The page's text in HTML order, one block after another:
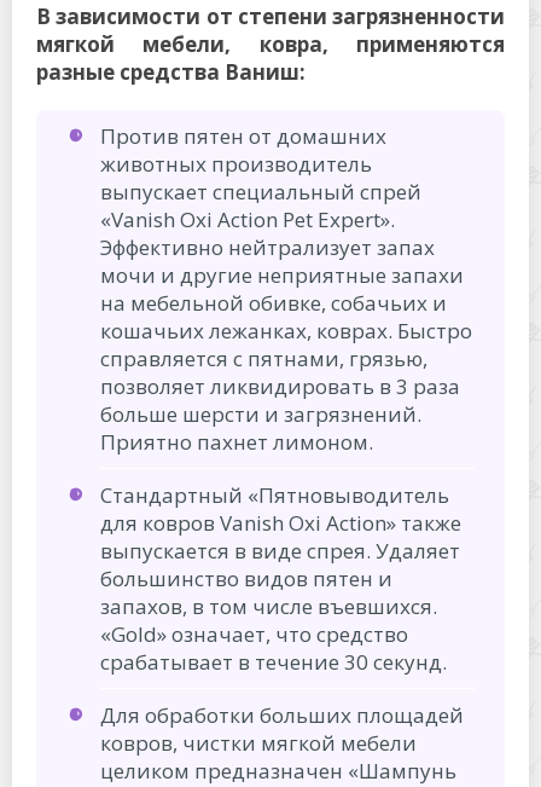
В зависимости от степени загрязненности
мягкой мебели, ковра, применяются
разные средства Ваниш:
Против пятен от домашних
животных производитель
выпускает специальный спрей
«Vanish Oxi Action Pet Expert».
Эффективно нейтрализует запах
мочи и другие неприятные запахи
на мебельной обивке, собачьих и
кошачьих лежанках, коврах. Быстро
справляется с пятнами, грязью,
позволяет ликвидировать в 3 раза
больше шерсти и загрязнений.
Приятно пахнет лимоном.
Стандартный «Пятновыводитель
для ковров Vanish Oxi Action» также
выпускается в виде спрея. Удаляет
большинство видов пятен и
запахов, в том числе въевшихся.
«Gold» означает, что средство
срабатывает в течение 30 секунд.
Для обработки больших площадей
ковров, чистки мягкой мебели
целиком предназначен «Шампунь